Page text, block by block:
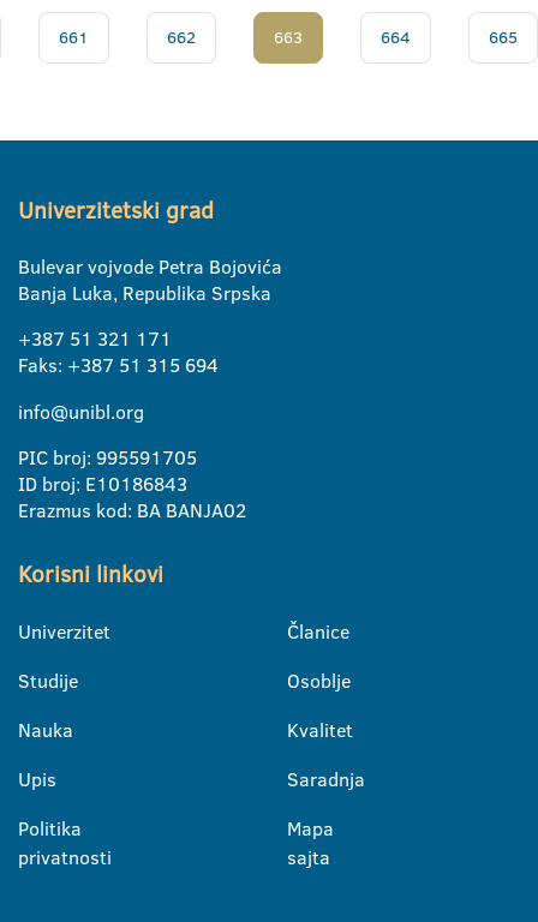
661 662 663 664 665
Univerzitetski grad
Bulevar vojvode Petra Bojovića
Banja Luka, Republika Srpska
+387 51 321 171
Faks: +387 51 315 694
info@unibl.org
PIC broj: 995591705
ID broj: E10186843
Erazmus kod: BA BANJA02
Korisni linkovi
Univerzitet
Studije
Nauka
Upis
Politika
privatnosti
Članice
Osoblje
Kvalitet
Saradnja
Mapa
sajta